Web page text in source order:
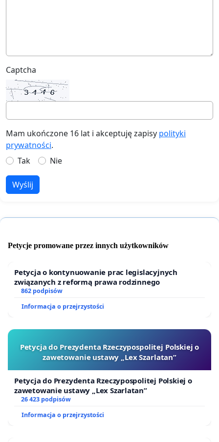
Captcha
Mam ukończone 16 lat i akceptuję zapisy polityki
prywatności.
Tak
Nie
Wyślij
Petycje promowane przez innych użytkowników
Petycja o kontynuowanie prac legislacyjnych
związanych z reformą prawa rodzinnego
862 podpisów
Informacja o przejrzystości
Petycja do Prezydenta Rzeczypospolitej Polskiej o
zawetowanie ustawy „Lex Szarlatan”
Petycja do Prezydenta Rzeczypospolitej Polskiej o
zawetowanie ustawy „Lex Szarlatan”
26 423 podpisów
Informacja o przejrzystości